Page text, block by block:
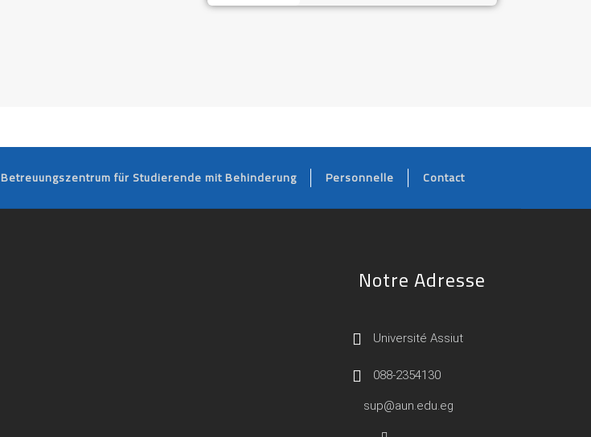
FOOTER
Betreuungszentrum für Studierende mit Behinderung Personnelle Contact
Notre Adresse
Université Assiut
088-2354130
sup@aun.edu.eg